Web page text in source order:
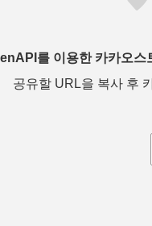
를 이용한 카카오스
공유할 URL을 복사 후